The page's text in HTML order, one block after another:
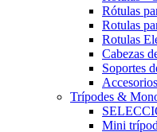
Rótulas
Rotulas
Rotulas
Cabezas
Soportes
Accesorios
Trípodes &
Mini